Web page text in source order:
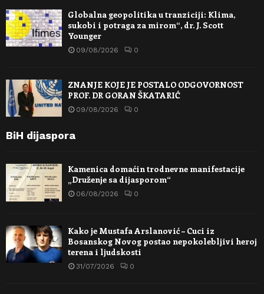
Globalna geopolitika u tranziciji: Klima,
sukobi i potraga za mirom“, dr. J. Scott
Younger
09/08/2026 0
ZNANJE KOJE JE POSTALO ODGOVORNOST
PROF. DR GORAN ŠKATARIĆ
09/08/2026 0
BiH dijaspora
Kamenica domaćin trodnevne manifestacije
„Druženje sa dijasporom“
06/08/2026 0
Kako je Mustafa Arslanović – Cuci iz
Bosanskog Novog postao nepokolebljivi heroj
terena i ljudskosti
31/07/2026 0